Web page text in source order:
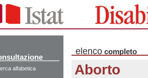
alfabetica
elenco completo
Aborto